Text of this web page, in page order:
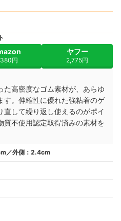
円
ヤフー
2,775円
た高密度なゴム素材が、あらゆ
す。伸縮性に優れた強粘着のゲ
直して繰り返し使えるのがポイ
質不使用認定取得済みの素材を
／外側：2.4cm